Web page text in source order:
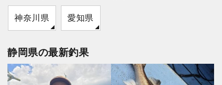
神奈川県 愛知県
静岡県の最新釣果